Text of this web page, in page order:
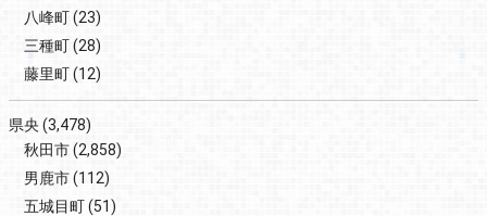
八峰町(23)
三種町(28)
藤里町(12)
県央(3,478)
秋田市(2,858)
男鹿市(112)
五城目町(51)